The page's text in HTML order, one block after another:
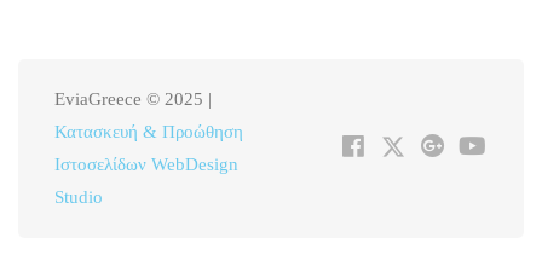
EviaGreece © 2025 |
Κατασκευή & Προώθηση
Ιστοσελίδων WebDesign
Studio